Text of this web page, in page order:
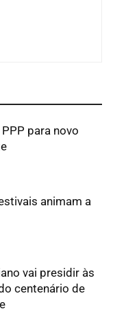
para novo
animam a
vai presidir às
centenário de